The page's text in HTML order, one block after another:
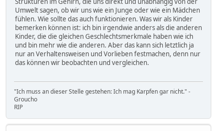
Umwelt sagen, ob wir uns wie ein Junge oder wie ein Mädchen
fühlen. Wie sollte das auch funktionieren. Was wir als Kinder
bemerken können ist: ich bin irgendwie anders als die anderen
Kinder, die die gleichen Geschlechtsmerkmale haben wie ich
und bin mehr wie die anderen. Aber das kann sich letztlich ja
nur an Verhaltensweisen und Vorlieben festmachen, denn nur
das können wir beobachten und vergleichen.
"Ich muss an dieser Stelle gestehen: Ich mag Karpfen gar nicht." -
Groucho
RIP